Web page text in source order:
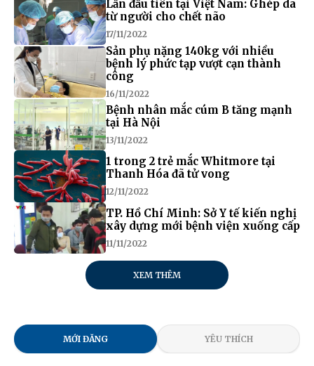
Lần đầu tiên tại Việt Nam: Ghép da
từ người cho chết não
17/11/2022
Sản phụ nặng 140kg với nhiều
bệnh lý phức tạp vượt cạn thành
công
16/11/2022
Bệnh nhân mắc cúm B tăng mạnh
tại Hà Nội
13/11/2022
1 trong 2 trẻ mắc Whitmore tại
Thanh Hóa đã tử vong
12/11/2022
TP. Hồ Chí Minh: Sở Y tế kiến nghị
xây dựng mới bệnh viện xuống cấp
11/11/2022
XEM THÊM
MỚI ĐĂNG YÊU THÍCH